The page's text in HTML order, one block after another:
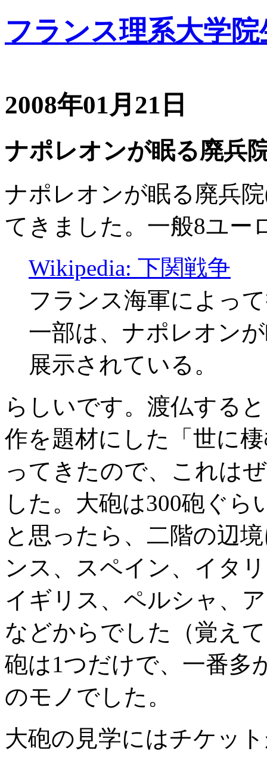
フランス理系大学
2008年01月21日
ナポレオンが眠る廃兵
ナポレオンが眠る廃兵
てきました。一般8ユー
Wikipedia: 下関戦争
フランス海軍によっ
一部は、ナポレオン
展示されている。
らしいです。渡仏する
作を題材にした「世に
ってきたので、これは
した。大砲は300砲ぐ
と思ったら、二階の辺
ンス、スペイン、イタ
イギリス、ペルシャ、
などからでした（覚え
砲は1つだけで、一番多
のモノでした。
大砲の見学にはチケッ